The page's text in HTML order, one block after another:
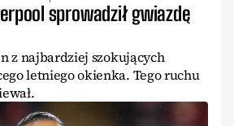
sprowadził gwiazdę
z najbardziej szokujących
letniego okienka. Tego ruchu